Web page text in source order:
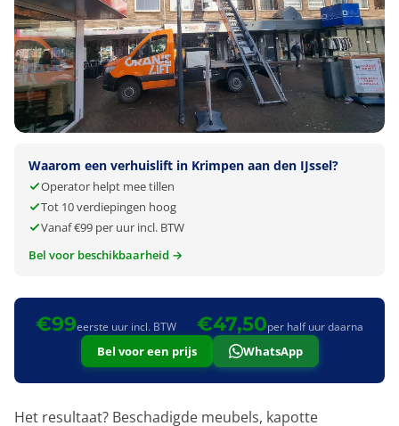
Waarom een verhuislift in Krimpen aan den IJssel?
Operator helpt mee tillen
Tot 10 verdiepingen hoog
Vanaf €99 per uur incl. BTW
Bel voor beschikbaarheid →
€99eerste uur incl. BTW €47,50per half uur daarna
Bel voor een prijs WhatsApp
Het resultaat? Beschadigde meubels, kapotte